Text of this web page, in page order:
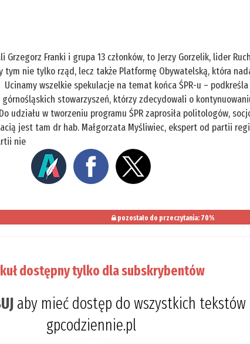
Grzegorz Franki i grupa 13 członków, to Jerzy Gorzelik, lider
tym nie tylko rząd, lecz także Platformę Obywatelską, która
wszelkie spekulacje na temat końca ŚPR-u – podkreśla
górnośląskich stowarzyszeń, którzy zdecydowali o
udziału w tworzeniu programu ŚPR zaprosiła politologów,
jest tam dr hab. Małgorzata Myśliwiec, ekspert od partii
nie
pozostało do przeczytania: 70%
dostępny tylko dla subskrybentów
aby mieć dostęp do wszystkich tekstów
gpcodziennie.pl